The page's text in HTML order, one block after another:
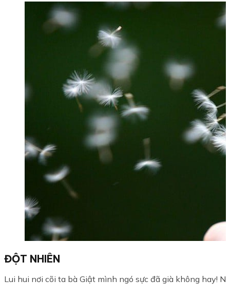
ĐỘT NHIÊN
Lui hui nơi cõi ta bà Giật mình ngó sực đã già không hay!